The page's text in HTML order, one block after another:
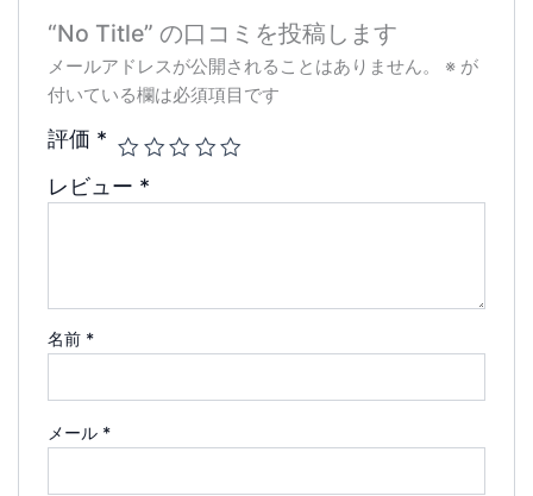
“No Title” の口コミを投稿します
メールアドレスが公開されることはありません。 ※ が
付いている欄は必須項目です
評価 *
レビュー *
名前 *
メール *